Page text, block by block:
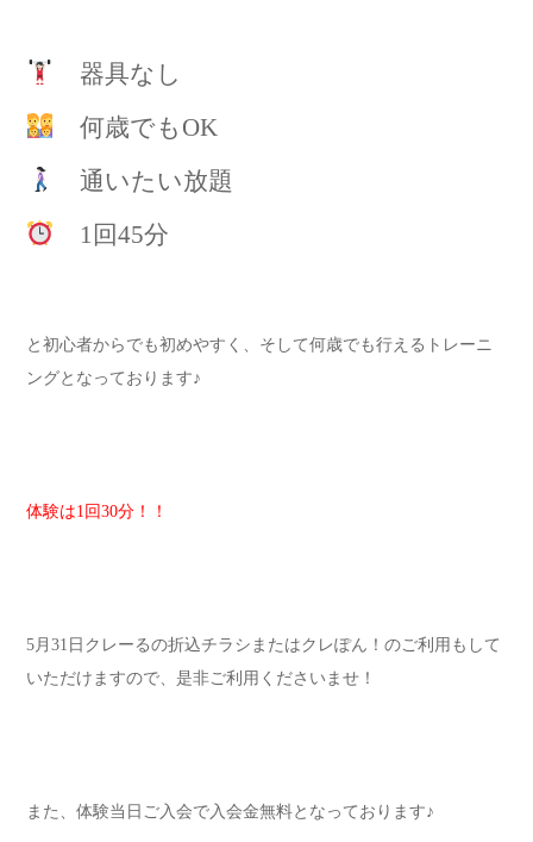
器具なし
何歳でもOK
通いたい放題
1回45分
と初心者からでも初めやすく、そして何歳でも行えるトレーニ
ングとなっております♪
体験は1回30分！！
5月31日クレーるの折込チラシまたはクレぽん！のご利用もして
いただけますので、是非ご利用くださいませ！
また、体験当日ご入会で入会金無料となっております♪